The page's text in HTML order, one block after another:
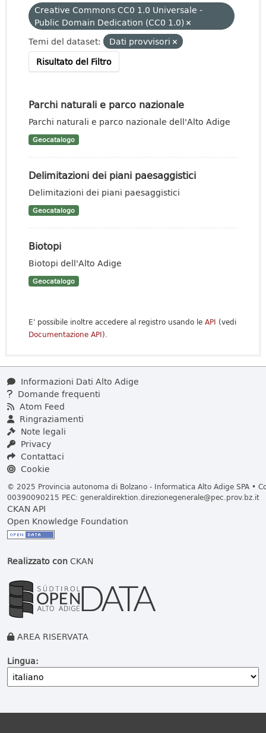
Creative Commons CC0 1.0 Universale -
Public Domain Dedication (CC0 1.0)
Temi del dataset:
Dati provvisori
Risultato del Filtro
Parchi naturali e parco nazionale
Parchi naturali e parco nazionale dell'Alto Adige
Geocatalogo
Delimitazioni dei piani paesaggistici
Delimitazioni dei piani paesaggistici
Geocatalogo
Biotopi
Biotopi dell'Alto Adige
Geocatalogo
E' possibile inoltre accedere al registro usando le API (vedi
Documentazione API).
Informazioni Dati Alto Adige
Domande frequenti
Atom Feed
Ringraziamenti
Note legali
Privacy
Contattaci
Cookie
© 2025 Provincia autonoma di Bolzano - Informatica Alto Adige SPA •
00390090215 PEC: generaldirektion.direzionegenerale@pec.prov.bz.it
CKAN API
Open Knowledge Foundation
Realizzato conCKAN
AREA RISERVATA
Lingua